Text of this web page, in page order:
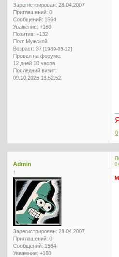
Зарегистрирован: 28.04.2007
Приглашений: 0
Сообщений: 1564
Уважение: +160
Позитив: +132
Пол: Мужской
Возраст: 37 [1989-05-12]
Провел на форуме:
12 дней 10 часов
Последний визит:
09.10.2025 13:52:52
0
Admin
↑
Зарегистрирован: 28.04.2007
Приглашений: 0
Сообщений: 1564
Уважение: +160